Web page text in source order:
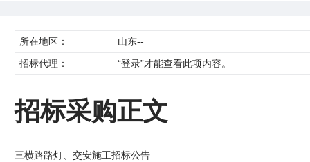
所在地区：
山东--
招标代理：
“登录”才能查看此项内容。
招标采购正文
三横路路灯、交安施工招标公告